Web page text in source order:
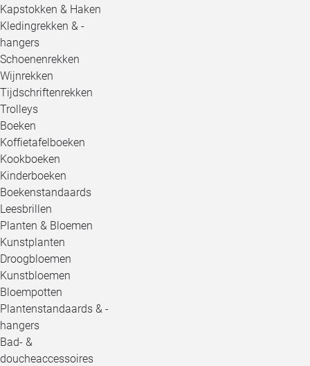
Kapstokken & Haken
Kledingrekken & -
hangers
Schoenenrekken
Wijnrekken
Tijdschriftenrekken
Trolleys
Boeken
Koffietafelboeken
Kookboeken
Kinderboeken
Boekenstandaards
Leesbrillen
Planten & Bloemen
Kunstplanten
Droogbloemen
Kunstbloemen
Bloempotten
Plantenstandaards & -
hangers
Bad- &
doucheaccessoires